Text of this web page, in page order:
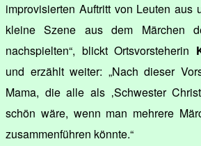
improvisierten Auftritt von Leuten aus
kleine Szene aus dem Märchen
nachspielten“, blickt Ortsvorsteherin
und erzählt weiter: „Nach dieser
Mama, die alle als ‚Schwester
schön wäre, wenn man mehrere
zusammenführen könnte.“